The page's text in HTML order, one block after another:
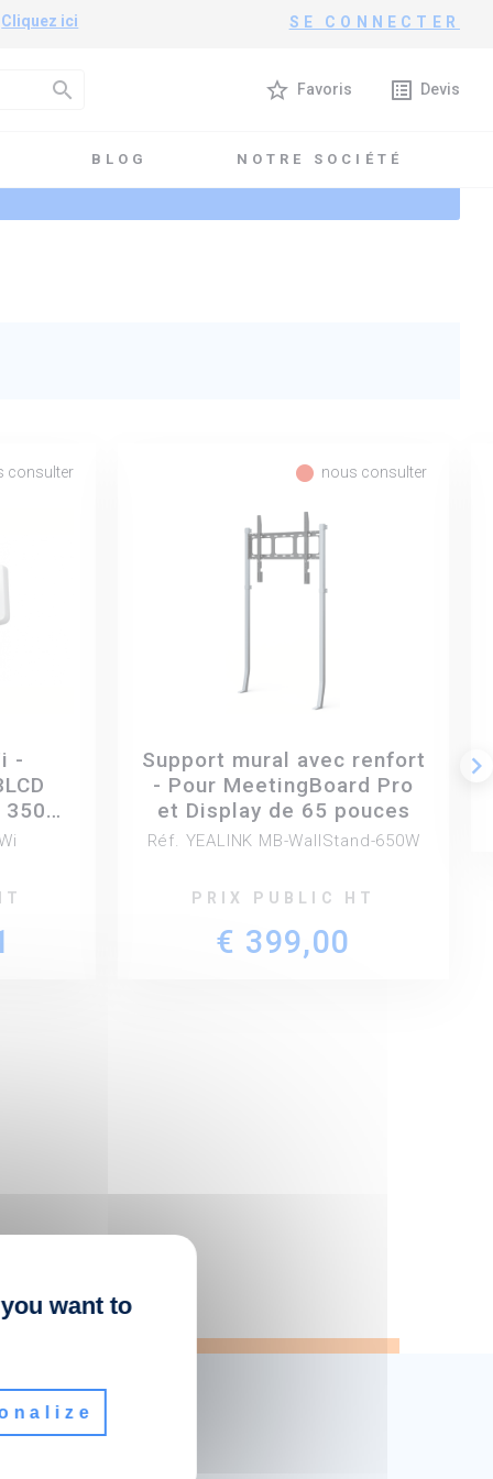
Cliquez ici SE CONNECTER
search star_border Favoris list_alt Devis
BLOG NOTRE SOCIÉTÉ
keyboard_arrow_right
consulter
-
3500
fiber_manual_record nous consulter
Support mural avec renfort
- Pour MeetingBoard Pro
et Display de 65 pouces
Réf. YEALINK MB-WallStand-650W
PRIX PUBLIC HT
€ 399,00
want to